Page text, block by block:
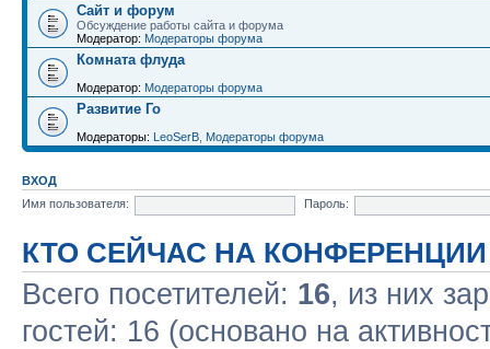
Сайт и форум
Обсуждение работы сайта и форума
Модератор: Модераторы форума
Комната флуда
Модератор: Модераторы форума
Развитие Го
Модераторы: LeoSerB Модераторы форума
ВХОД
Имя пользователя:
Пароль:
КТО СЕЙЧАС НА КОНФЕРЕНЦИИ
Всего посетителей: 16, из них
гостей: 16 (основано на